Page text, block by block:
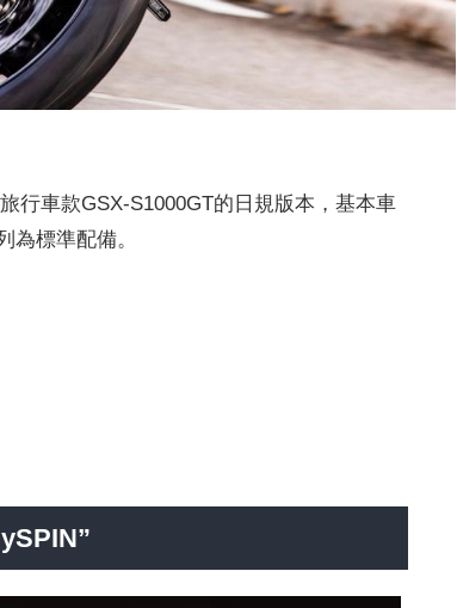
行車款GSX-S1000GT的日規版本，基本車
為標準配備。